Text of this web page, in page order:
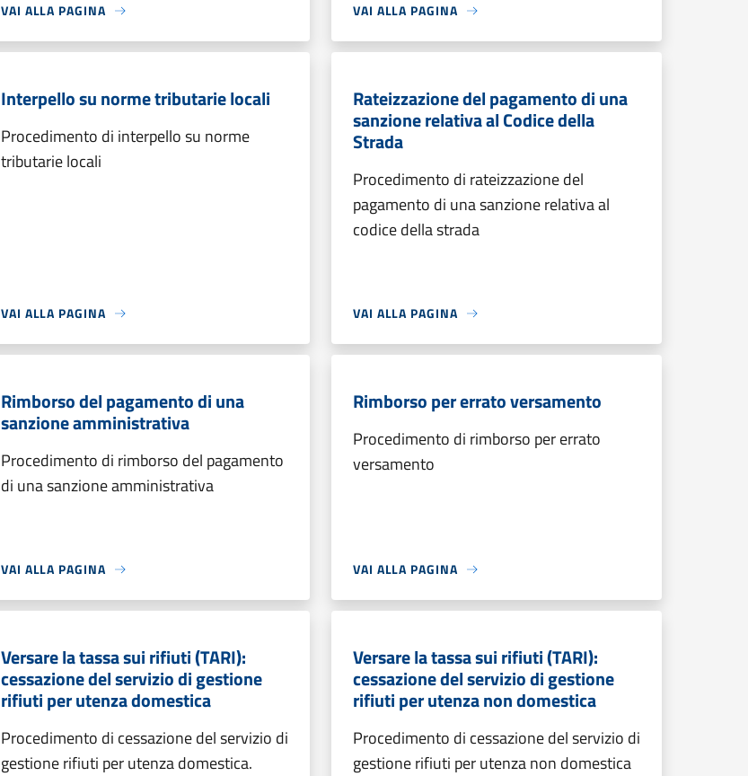
VAI ALLA PAGINA VAI ALLA PAGINA
Interpello su norme tributarie locali
Procedimento di interpello su norme
tributarie locali
VAI ALLA PAGINA
Rateizzazione del pagamento di una
sanzione relativa al Codice della
Strada
Procedimento di rateizzazione del
pagamento di una sanzione relativa al
codice della strada
VAI ALLA PAGINA
Rimborso del pagamento di una
sanzione amministrativa
Procedimento di rimborso del pagamento
di una sanzione amministrativa
VAI ALLA PAGINA
Rimborso per errato versamento
Procedimento di rimborso per errato
versamento
VAI ALLA PAGINA
Versare la tassa sui rifiuti (TARI):
cessazione del servizio di gestione
rifiuti per utenza domestica
Procedimento di cessazione del servizio di
gestione rifiuti per utenza domestica.
Versare la tassa sui rifiuti (TARI):
cessazione del servizio di gestione
rifiuti per utenza non domestica
Procedimento di cessazione del servizio di
gestione rifiuti per utenza non domestica